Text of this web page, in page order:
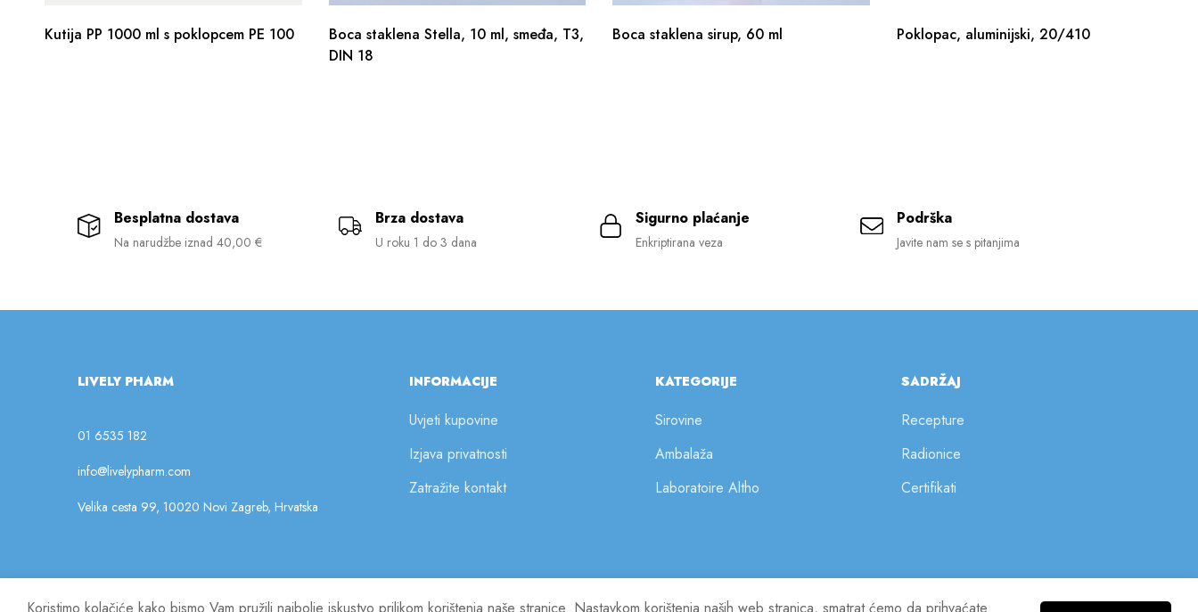
Kutija PP 1000 ml s poklopcem PE 100
Boca staklena Stella, 10 ml, smeđa, T3,
DIN 18
Boca staklena sirup, 60 ml Poklopac, aluminijski, 20/410
Besplatna dostava
Na narudžbe iznad 40,00 €
Brza dostava
U roku 1 do 3 dana
Sigurno plaćanje
Enkriptirana veza
Podrška
Javite nam se s pitanjima
LIVELY PHARM
01 6535 182
info@livelypharm.com
Velika cesta 99, 10020 Novi Zagreb, Hrvatska
INFORMACIJE
Uvjeti kupovine
Izjava privatnosti
Zatražite kontakt
KATEGORIJE
Sirovine
Ambalaža
Laboratoire Altho
SADRŽAJ
Recepture
Radionice
Certifikati